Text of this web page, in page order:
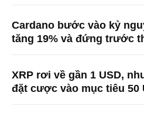
Cardano bước vào kỷ
tăng 19% và đứng trước
XRP rơi về gần 1 USD,
đặt cược vào mục tiêu 50